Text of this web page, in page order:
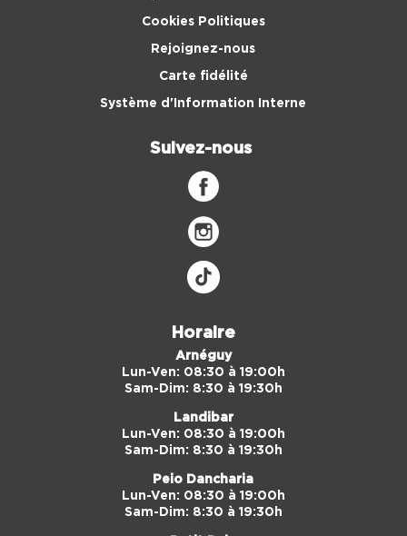
Cookies Politiques
Rejoignez-nous
Carte fidélité
Système d'Information Interne
Suivez-nous
Horaire
Arnéguy
Lun-Ven: 08:30 à 19:00h
Sam-Dim: 8:30 à 19:30h
Landibar
Lun-Ven: 08:30 à 19:00h
Sam-Dim: 8:30 à 19:30h
Peio Dancharia
Lun-Ven: 08:30 à 19:00h
Sam-Dim: 8:30 à 19:30h